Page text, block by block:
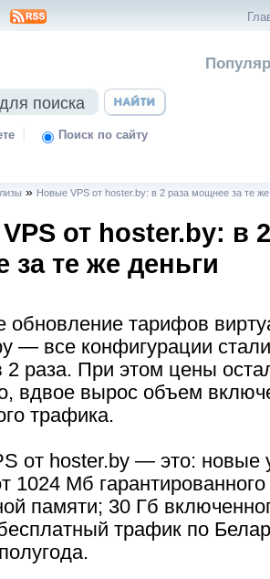
| Поиск по сайту
» Новые VPS от hoster.by: в 2 раза мощнее за те же
от hoster.by: в
за те же деньги
обновление тарифов
— все конфигурации
2 раза. При этом цены
вдвое вырос объем
трафика.
от hoster.by — это: новые
1024 Мб
памяти; 30 Гб
трафик по